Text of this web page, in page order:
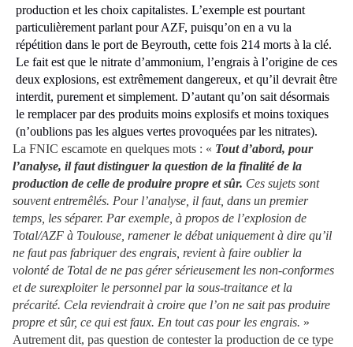
production et les choix capitalistes. L’exemple est pourtant
particulièrement parlant pour AZF, puisqu’on en a vu la
répétition dans le port de Beyrouth, cette fois 214 morts à la clé.
Le fait est que le nitrate d’ammonium, l’engrais à l’origine de ces
deux explosions, est extrêmement dangereux, et qu’il devrait être
interdit, purement et simplement. D’autant qu’on sait désormais
le remplacer par des produits moins explosifs et moins toxiques
(n’oublions pas les algues vertes provoquées par les nitrates).
La FNIC escamote en quelques mots : « Tout d’abord, pour
l’analyse, il faut distinguer la question de la finalité de la
production de celle de produire propre et sûr. Ces sujets sont
souvent entremêlés. Pour l’analyse, il faut, dans un premier
temps, les séparer. Par exemple, à propos de l’explosion de
Total/AZF à Toulouse, ramener le débat uniquement à dire qu’il
ne faut pas fabriquer des engrais, revient à faire oublier la
volonté de Total de ne pas gérer sérieusement les non-conformes
et de surexploiter le personnel par la sous-traitance et la
précarité. Cela reviendrait à croire que l’on ne sait pas produire
propre et sûr, ce qui est faux. En tout cas pour les engrais. »
Autrement dit, pas question de contester la production de ce type